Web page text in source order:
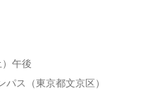
）午後
パス（東京都文京区）